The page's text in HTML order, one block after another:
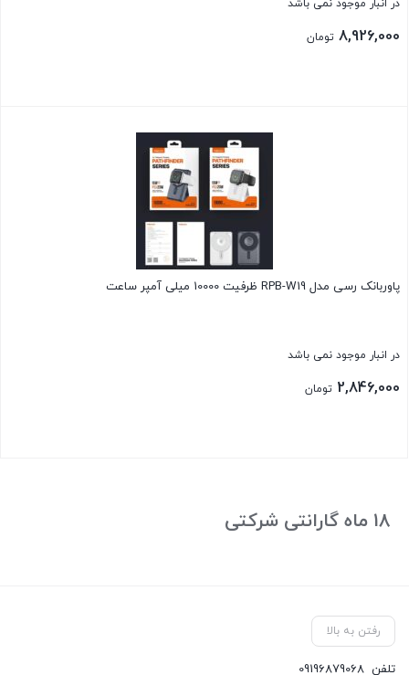
در انبار موجود نمی باشد
8,926,000 تومان
پاوربانک رسی مدل RPB-W19 ظرفیت 10000 میلی آمپر ساعت
در انبار موجود نمی باشد
2,846,000 تومان
18 ماه گارانتی شرکتی
رفتن به بالا
تلفن 09196879068